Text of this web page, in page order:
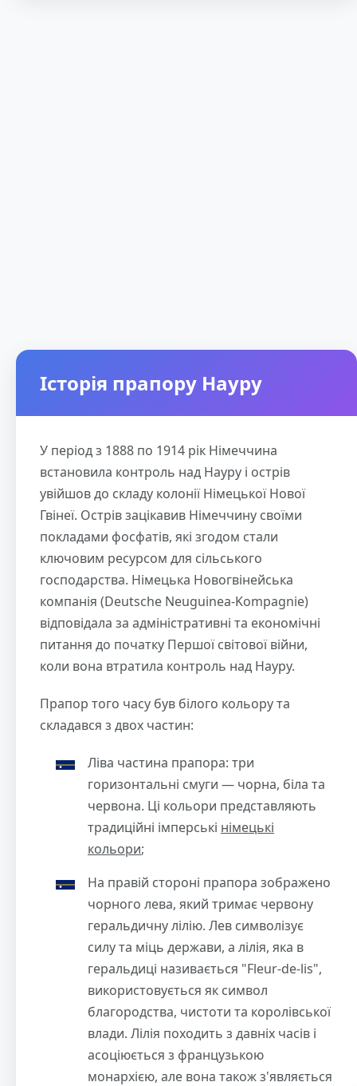
Історія прапору Науру
У період з 1888 по 1914 рік Німеччина
встановила контроль над Науру і острів
увійшов до складу колонії Німецької Нової
Гвінеї. Острів зацікавив Німеччину своїми
покладами фосфатів, які згодом стали
ключовим ресурсом для сільського
господарства. Німецька Новогвінейська
компанія (Deutsche Neuguinea-Kompagnie)
відповідала за адміністративні та економічні
питання до початку Першої світової війни,
коли вона втратила контроль над Науру.
Прапор того часу був білого кольору та
складався з двох частин:
Ліва частина прапора: три
горизонтальні смуги — чорна, біла та
червона. Ці кольори представляють
традиційні імперські німецькі
кольори;
На правій стороні прапора зображено
чорного лева, який тримає червону
геральдичну лілію. Лев символізує
силу та міць держави, а лілія, яка в
геральдиці називається "Fleur-de-lis",
використовується як символ
благородства, чистоти та королівської
влади. Лілія походить з давніх часів і
асоціюється з французькою
монархією, але вона також з'являється